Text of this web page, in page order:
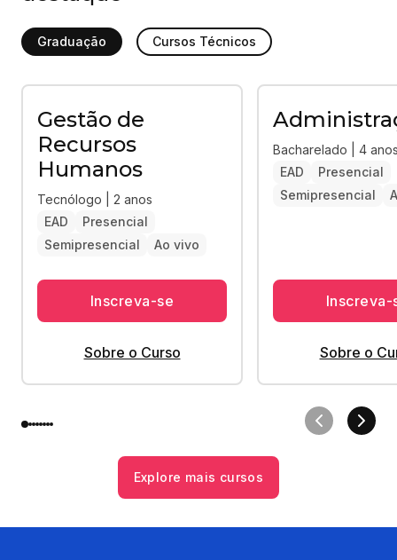
Graduação Cursos Técnicos
Gestão de
Recursos
Humanos
Tecnólogo | 2 anos
EAD
Presencial
Semipresencial
Ao vivo
Inscreva-se
Sobre o Curso
Bacharelado | 4
EAD
Presencial
Semipresencial
Inscreva-
Sobre o
Explore mais cursos